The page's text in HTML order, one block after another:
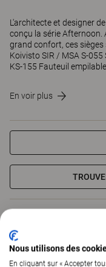
L'architecte et designer
conçu la série
grand confort, ces sièges
Koivisto SIR / MSA S-
KS-155 Fauteuil
En voir plus
The Better Effect Index
Nous utilisons des
En cliquant sur « Accepter